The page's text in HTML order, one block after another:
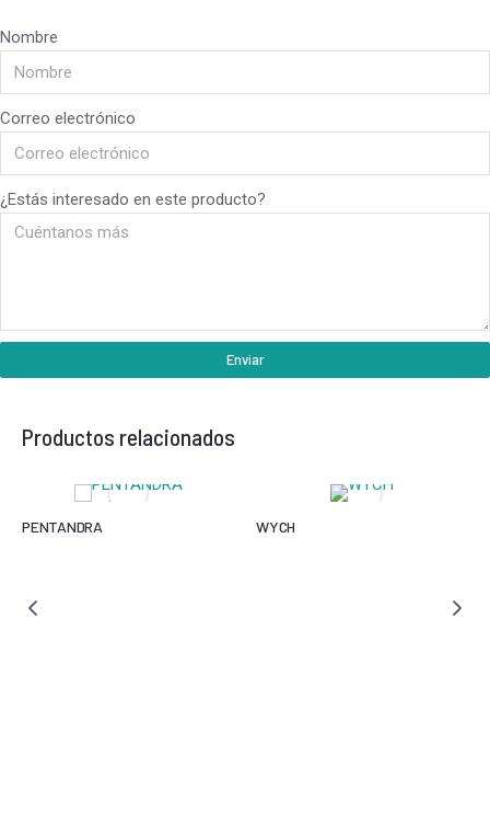
Nombre
Correo electrónico
¿Estás interesado en este producto?
Enviar
Productos relacionados
PENTANDRA WYCH